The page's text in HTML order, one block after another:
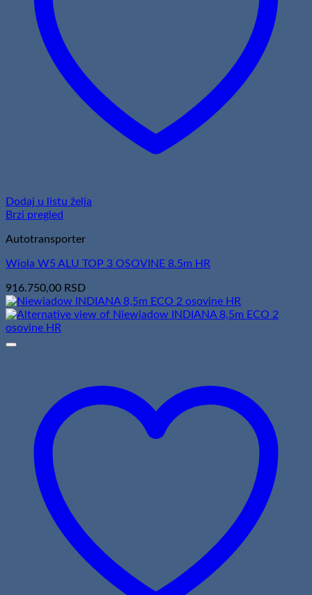
Dodaj u listu želja
Brzi pregled
Autotransporter
Wiola W5 ALU TOP 3 OSOVINE 8.5m HR
916.750,00 RSD